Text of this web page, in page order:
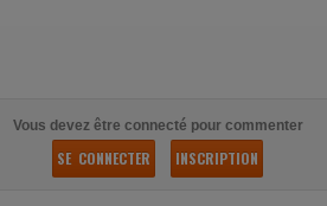
Vous devez être connecté pour commenter
SE CONNECTER INSCRIPTION